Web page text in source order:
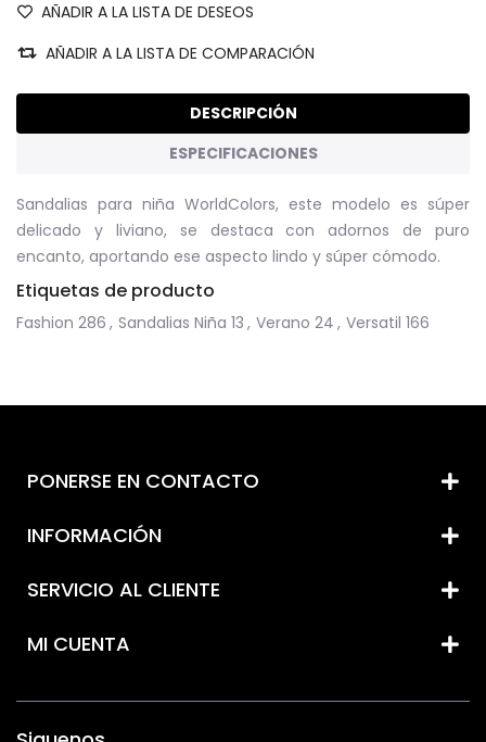
AÑADIR A LA LISTA DE DESEOS
AÑADIR A LA LISTA DE COMPARACIÓN
DESCRIPCIÓN
ESPECIFICACIONES
Sandalias para niña WorldColors, este modelo es súper
delicado y liviano, se destaca con adornos de puro
encanto, aportando ese aspecto lindo y súper cómodo.
Etiquetas de producto
Fashion 286 , Sandalias Niña 13 , Verano 24 , Versatil 166
PONERSE EN CONTACTO
INFORMACIÓN
SERVICIO AL CLIENTE
MI CUENTA